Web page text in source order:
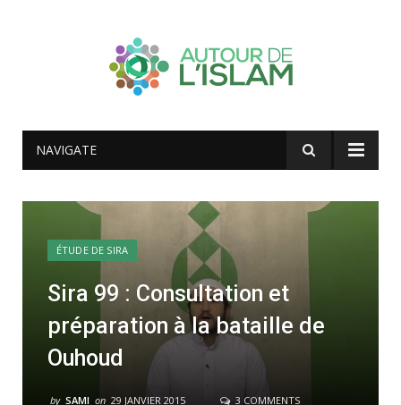
NAVIGATE
ÉTUDE DE SIRA
Sira 99 : Consultation et
préparation à la bataille de
Ouhoud
by SAMI on 29 JANVIER 2015 3 COMMENTS